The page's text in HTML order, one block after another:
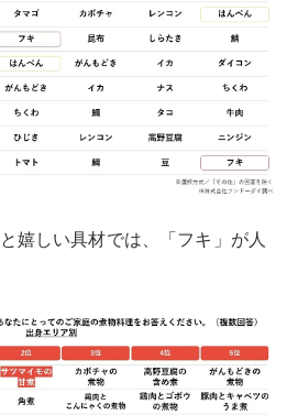
嬉しい具材では、「フキ」が人